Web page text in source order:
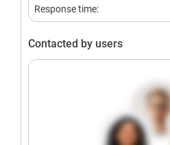
Response time:
Contacted by users